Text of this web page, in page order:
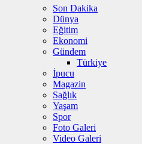
Son Dakika
Dünya
Eğitim
Ekonomi
Gündem
Türkiye
İpucu
Magazin
Sağlık
Yaşam
Spor
Foto Galeri
Video Galeri